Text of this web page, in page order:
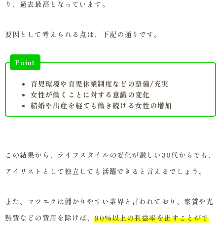
り、過去最高となっています。
要因として考えられる点は、下記の通りです。
Point
育児環境や育児休業制度などの整備/充実
女性が働くことに対する意識の変化
結婚や出産を経ても働き続ける女性の増加
この結果から、ライフスタイルの変化が激しい30代からでも、
アイリストとして独立しても活躍できると言えるでしょう。
また、マツエクは儲かりやすい業界と言われており、家賃や光
熱費などの費用を除けば、90%以上の利益率を出すことがで